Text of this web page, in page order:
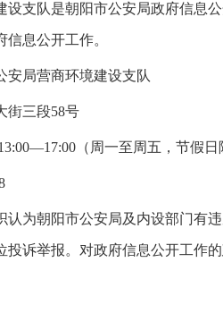
设支队是朝阳市公安局政府信息
息公开工作。
安局营商环境建设支队
街三段58号
（周一至周五，节假日
认为朝阳市公安局及内设部门有
投诉举报。对政府信息公开工作